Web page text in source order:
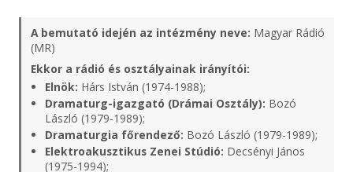
A bemutató idején az intézmény neve: Magyar Rádió
(MR)
Ekkor a rádió és osztályainak irányítói:
Elnök: Hárs István (1974-1988);
Dramaturg-igazgató (Drámai Osztály): Bozó
László (1979-1989);
Dramaturgia főrendező: Bozó László (1979-1989);
Elektroakusztikus Zenei Stúdió: Decsényi János
(1975-1994);